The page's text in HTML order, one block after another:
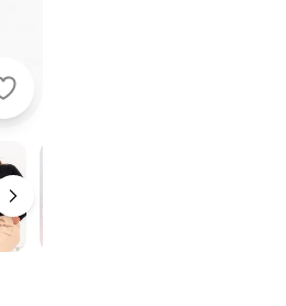
Quintess - Casaco em Tricô